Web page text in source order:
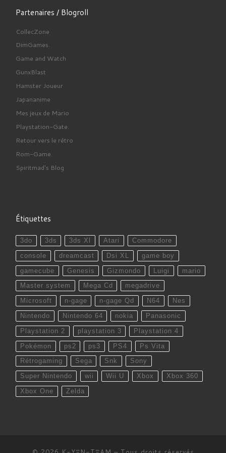
Partenaires / Blogroll
CollecZone
DimGames.
Game and Watch
GunxBlast
Hamster Joueur
Japananime
Mes jeux de Mario
Playstation-Gate.
Retour vers le rétro
Rom-Game.
Spiritmad's Blog
Étiquettes
3do 3ds 3ds Xl Atari Commodore
console dreamcast Dsi XL game boy
gamecube Genesis Gizmondo Luigi mario
Master system Mega Cd megadrive
Microsoft n-gage n-gage Qd N64 Nes
Nintendo Nintendo 64 nokia Panasonic
Playstation 2 playstation 3 Playstation 4
Pokémon ps2 ps3 PS4 Ps Vita
Rétrogaming Sega Snk Sony
Super Nintendo wii Wii U Xbox Xbox 360
Xbox One Zelda